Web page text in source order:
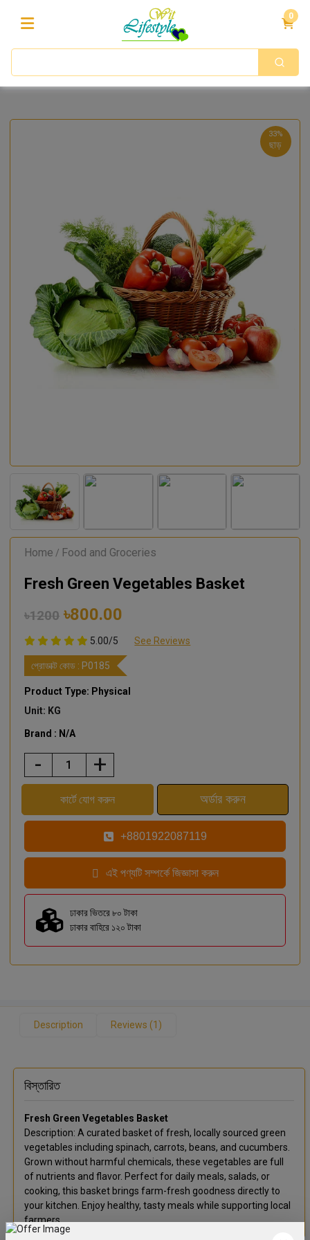
0
33%
ছাড়
Home / Food and Groceries
Fresh Green Vegetables Basket
৳1200 ৳800.00
5.00/5 See Reviews
প্রোডাক্ট কোড : P0185
Product Type: Physical
Unit: KG
Brand : N/A
- +
+8801922087119
এই পণ্যটি সম্পর্কে জিজ্ঞাসা করুন
ঢাকার ভিতরে ৮০ টাকা
ঢাকার বাহিরে ১২০ টাকা
Description Reviews (1)
বিস্তারিত
Fresh Green Vegetables Basket
Description: A curated basket of fresh, locally sourced green
vegetables including spinach, carrots, beans, and cucumbers.
Grown without harmful chemicals, these vegetables are full
of nutrients and flavor. Perfect for daily meals, salads, or
cooking, this basket brings farm-fresh goodness directly to
your kitchen. Enjoy healthy, tasty meals while supporting local
farmers.